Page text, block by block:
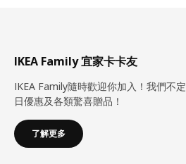
IKEA Family 宜家卡卡友
IKEA Family隨時歡迎你加入！我們不
日優惠及各類驚喜贈品！
了解更多